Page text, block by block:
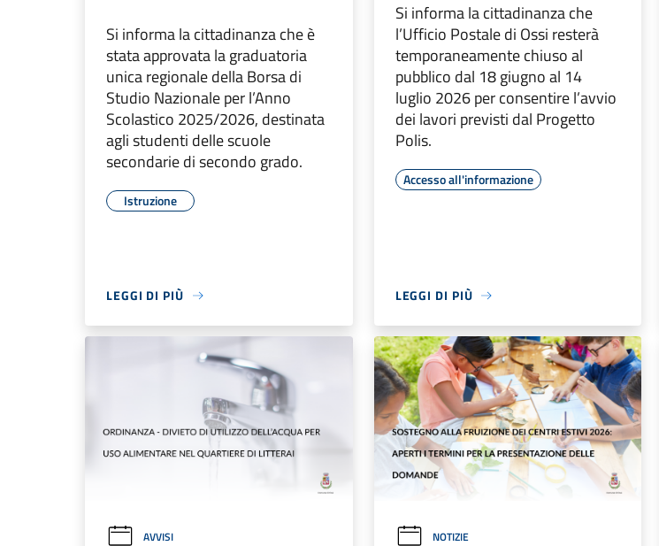
Si informa la cittadinanza che è
stata approvata la graduatoria
unica regionale della Borsa di
Studio Nazionale per l’Anno
Scolastico 2025/2026, destinata
agli studenti delle scuole
secondarie di secondo grado.
Istruzione
LEGGI DI PIÙ
Si informa la cittadinanza che
l’Ufficio Postale di Ossi resterà
temporaneamente chiuso al
pubblico dal 18 giugno al 14
luglio 2026 per consentire l’avvio
dei lavori previsti dal Progetto
Polis.
Accesso all'informazione
LEGGI DI PIÙ
AVVISI NOTIZIE